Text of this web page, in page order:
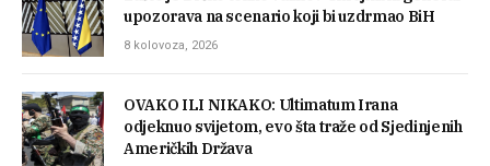
upozorava na scenario koji bi uzdrmao BiH
8 kolovoza, 2026
OVAKO ILI NIKAKO: Ultimatum Irana
odjeknuo svijetom, evo šta traže od Sjedinjenih
Američkih Država